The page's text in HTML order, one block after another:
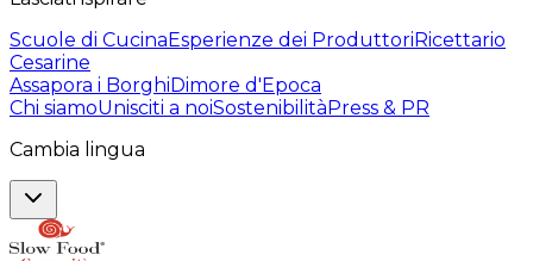
Scuole di CucinaEsperienze dei ProduttoriRicettario
Cesarine
Assapora i BorghiDimore d'Epoca
Chi siamoUnisciti a noiSostenibilitàPress & PR
Cambia lingua